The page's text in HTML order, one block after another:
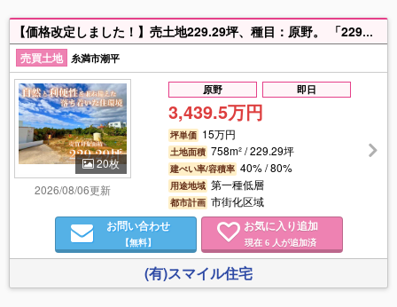
【価格改定しました！】売土地229.29坪、種目：原野。 「229坪の自由。傾斜を活かした、あなただけの絶景レジデンスを。」 ①坪15万円だからこそ、土地代を抑えて「理想の家づくり」に予算を集中。②高低差を活かしたガレージハウスや、リビングから抜ける空を独占する設計に最適。③周辺は緑豊かな環境。潮平の利便性を享受しつつ、喧騒を離れた暮らしを。④土地代を抑えて、建物にこだわりを。価格相談、柔軟に対応いたします。
売買土地
糸満市潮平
20枚
2026/08/06更新
原野 即日
3,439.5万円
坪単価 15万円
土地面積 758m² / 229.29坪
建ぺい率/容積率 40% / 80%
用途地域 第一種低層
都市計画 市街化区域
お問い合わせ
【無料】
お気に入り追加
現在 6 人が追加済
(有)スマイル住宅